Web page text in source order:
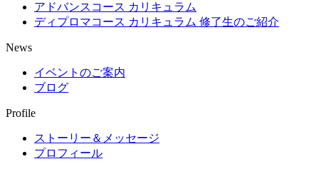
アドバンスコース カリキュラム
ディプロマコース カリキュラム 修了生のご紹介
News
イベントのご案内
ブログ
Profile
ストーリー＆メッセージ
プロフィール